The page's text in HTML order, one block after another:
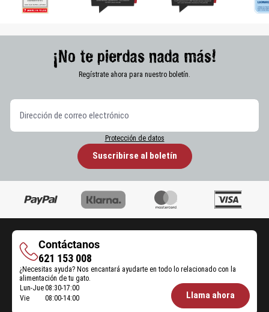
¡No te pierdas nada más!
Regístrate ahora para nuestro boletín.
Protección de datos
Suscribirse al boletín
Contáctanos
Contáctanos
621 153 008
¿Necesitas ayuda? Nos encantará ayudarte en todo lo relacionado con la
alimentación de tu gato.
Öffnungszeiten
Lun-Jue08:30-17:00
Vie
08:00-14:00 Llama ahora